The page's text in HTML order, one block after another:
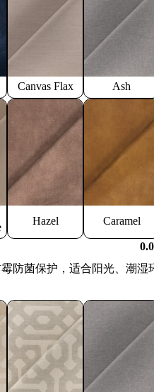
Canvas Flax Ash
Hazel Caramel
防菌保护，适合阳光、潮湿